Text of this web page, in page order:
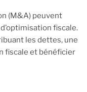
(M&A) peuvent
fiscale.
les dettes, une
fiscale et bénéficier